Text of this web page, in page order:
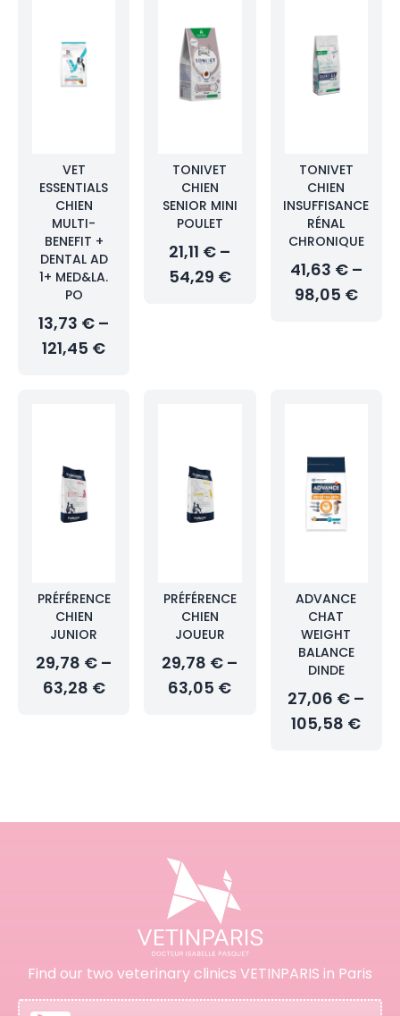
VET
ESSENTIALS
CHIEN
MULTI-
BENEFIT +
DENTAL AD
1+ MED&LA.
PO
13,73 € –
121,45 €
TONIVET
CHIEN
SENIOR MINI
POULET
21,11 € –
54,29 €
TONIVET
CHIEN
INSUFFISANCE
RÉNAL
CHRONIQUE
41,63 € –
98,05 €
PRÉFÉRENCE
CHIEN
JUNIOR
29,78 € –
63,28 €
PRÉFÉRENCE
CHIEN
JOUEUR
29,78 € –
63,05 €
ADVANCE
CHAT
WEIGHT
BALANCE
DINDE
27,06 € –
105,58 €
Find our two veterinary clinics VETINPARIS in Paris